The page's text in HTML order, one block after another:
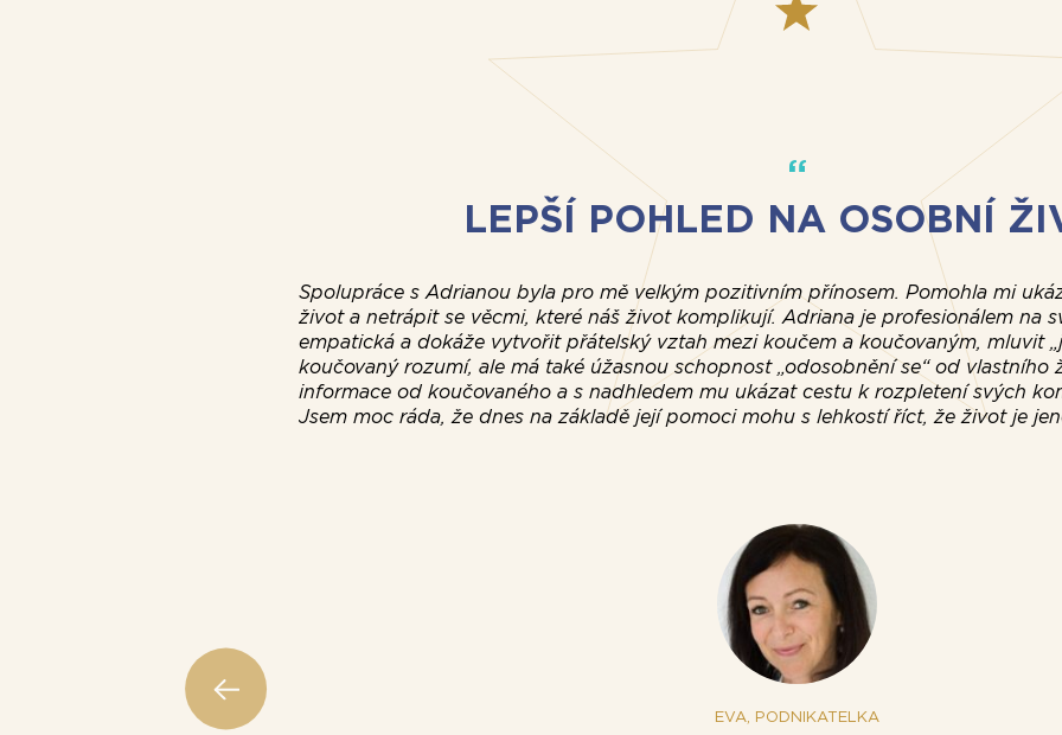
LEPŠÍ POHLED NA OSOBNÍ
Spolupráce s Adrianou byla pro mě velkým pozitivním přínosem. Pomohla mi
život a netrápit se věcmi, které náš život komplikují. Adriana je profesionálem na
empatická a dokáže vytvořit přátelský vztah mezi koučem a koučovaným, mluvit
koučovaný rozumí, ale má také úžasnou schopnost „odosobnění se“ od
informace od koučovaného a s nadhledem mu ukázat cestu k rozpletení svých
Jsem moc ráda, že dnes na základě její pomoci mohu s lehkostí říct, že život je
EVA, PODNIKATELKA